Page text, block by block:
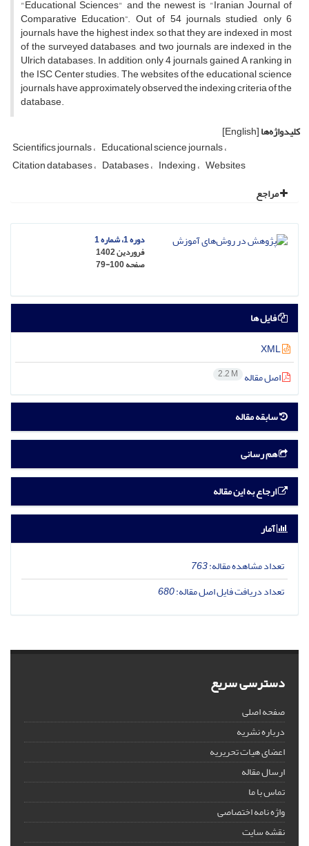
"Educational Sciences" and the newest is "Iranian Journal of
Comparative Education”. Out of 54 journals studied, only 6
journals have the highest index, so that they are indexed in most
of the surveyed databases, and two journals are indexed in the
Ulrich databases. In addition, only 4 journals gained A ranking in
the ISC Center studies. The websites of the educational science
journals have approximately observed the indexing criteria of the
database.
کلیدواژه‌ها[English]
Scientifics journals Educational science journals
Citation databases Databases Indexing Websites
مراجع
دوره 1، شماره 1
فروردین 1402
صفحه79-100
فایل ها
اصل مقاله 2.2 M
سابقه مقاله
هم رسانی
ارجاع به این مقاله
آمار
تعداد مشاهده مقاله:763
تعداد دریافت فایل اصل مقاله:680
دسترسی سریع
صفحه اصلی
درباره نشریه
اعضای هیات تحریریه
ارسال مقاله
تماس با ما
واژه نامه اختصاصی
نقشه سایت